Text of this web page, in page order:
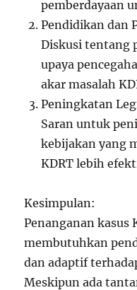
pemberdayaan
Pendidikan dan
Diskusi tentang
upaya
akar masalah
Peningkatan
Saran untuk
kebijakan yang
KDRT lebih
Kesimpulan:
Penanganan kasus
membutuhkan
dan adaptif
Meskipun ada